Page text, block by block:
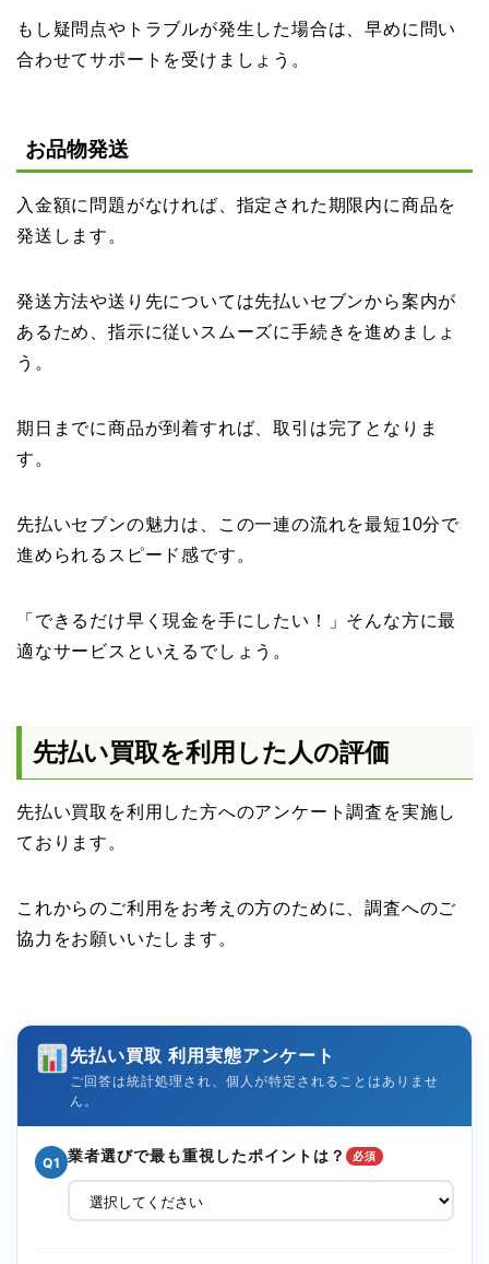
もし疑問点やトラブルが発生した場合は、早めに問い
合わせてサポートを受けましょう。
お品物発送
入金額に問題がなければ、指定された期限内に商品を
発送します。
発送方法や送り先については先払いセブンから案内が
あるため、指示に従いスムーズに手続きを進めましょ
う。
期日までに商品が到着すれば、取引は完了となりま
す。
先払いセブンの魅力は、この一連の流れを最短10分で
進められるスピード感です。
「できるだけ早く現金を手にしたい！」そんな方に最
適なサービスといえるでしょう。
先払い買取を利用した人の評価
先払い買取を利用した方へのアンケート調査を実施し
ております。
これからのご利用をお考えの方のために、調査へのご
協力をお願いいたします。
先払い買取 利用実態アンケート
ご回答は統計処理され、個人が特定されることはありませ
ん。
Q1 業者選びで最も重視したポイントは？ 必須